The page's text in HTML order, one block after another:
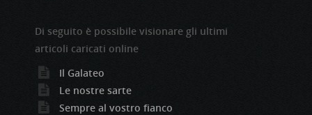
Di seguito è possibile visionare gli ultimi
articoli caricati online
Il Galateo
Le nostre sarte
Sempre al vostro fianco